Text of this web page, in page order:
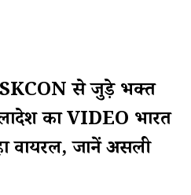
से जुड़े भक्त
का VIDEO भारत
वायरल, जानें असली